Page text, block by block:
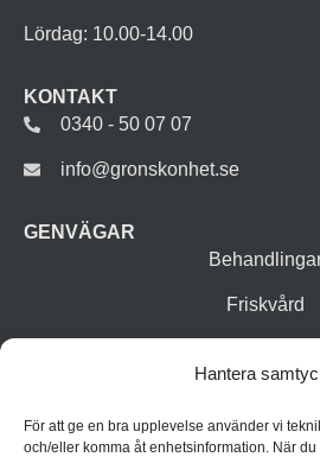
Hantera
För att ge en bra upplevelse använder vi
och/eller komma åt enhetsinformation. När
Lördag: 10.00-14.00
KONTAKT
0340 - 50 07 07
info@gronskonhet.se
GENVÄGAR
Friskvård
Inspiration